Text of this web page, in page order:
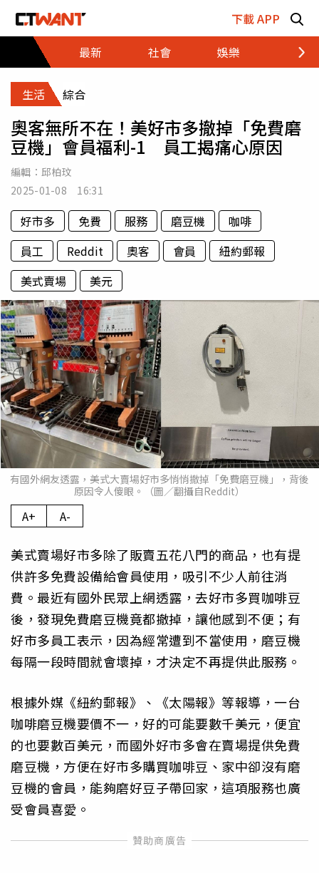
下載 APP
最新
社會 娛樂 財經
生活 綜合
奧客無所不在！美好市多撤掉「免費磨
豆機」會員福利-1 員工揭痛心原因
編輯： 邱柏玟
2025-01-08 16:31
好市多 免費 服務 磨豆機
咖啡
員工
Reddit 奧客 會員
紐約郵報
美式賣場
美元
有國外網友透露，美式大賣場好市多悄悄撤掉「免費磨豆機」，背後
原因令人傻眼。（圖／翻攝自Reddit）
A+ A-
美式賣場好市多除了販賣五花八門的商品，也有提
供許多免費設備給會員使用，吸引不少人前往消
費。最近有國外民眾上網透露，去好市多買咖啡豆
後，發現免費磨豆機竟都撤掉，讓他感到不便；有
好市多員工表示，因為經常遭到不當使用，磨豆機
每隔一段時間就會壞掉，才決定不再提供此服務。
根據外媒《紐約郵報》、《太陽報》等報導，一台
咖啡磨豆機要價不一，好的可能要數千美元，便宜
的也要數百美元，而國外好市多會在賣場提供免費
磨豆機，方便在好市多購買咖啡豆、家中卻沒有磨
豆機的會員，能夠磨好豆子帶回家，這項服務也廣
受會員喜愛。